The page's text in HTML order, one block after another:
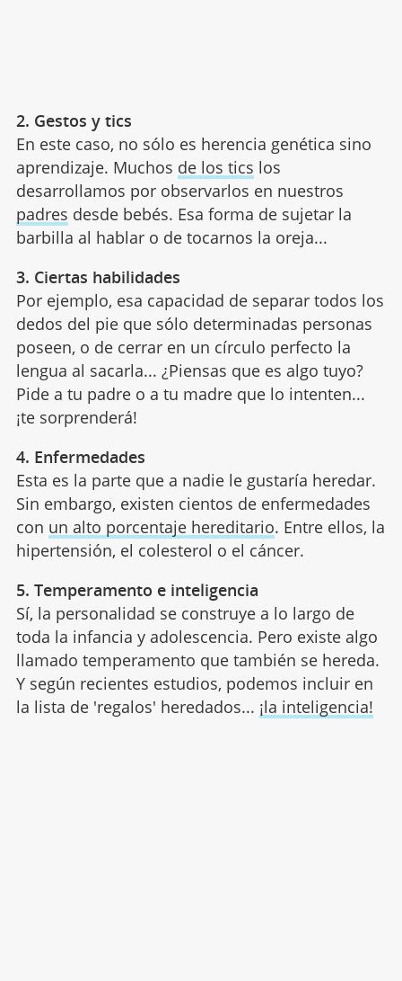
2. Gestos y tics
En este caso, no sólo es herencia genética sino
aprendizaje. Muchos de los tics los
desarrollamos por observarlos en nuestros
padres desde bebés. Esa forma de sujetar la
barbilla al hablar o de tocarnos la oreja...
3. Ciertas habilidades
Por ejemplo, esa capacidad de separar todos los
dedos del pie que sólo determinadas personas
poseen, o de cerrar en un círculo perfecto la
lengua al sacarla... ¿Piensas que es algo tuyo?
Pide a tu padre o a tu madre que lo intenten...
¡te sorprenderá!
4. Enfermedades
Esta es la parte que a nadie le gustaría heredar.
Sin embargo, existen cientos de enfermedades
con un alto porcentaje hereditario. Entre ellos, la
hipertensión, el colesterol o el cáncer.
5. Temperamento e inteligencia
Sí, la personalidad se construye a lo largo de
toda la infancia y adolescencia. Pero existe algo
llamado temperamento que también se hereda.
Y según recientes estudios, podemos incluir en
la lista de 'regalos' heredados... ¡la inteligencia!